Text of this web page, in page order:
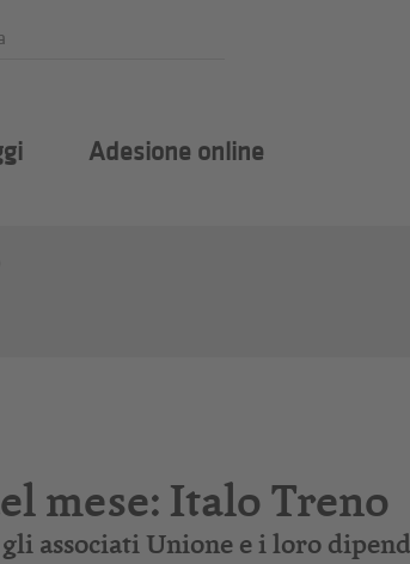
Adesione online
mese: Italo Treno
associati Unione e i loro